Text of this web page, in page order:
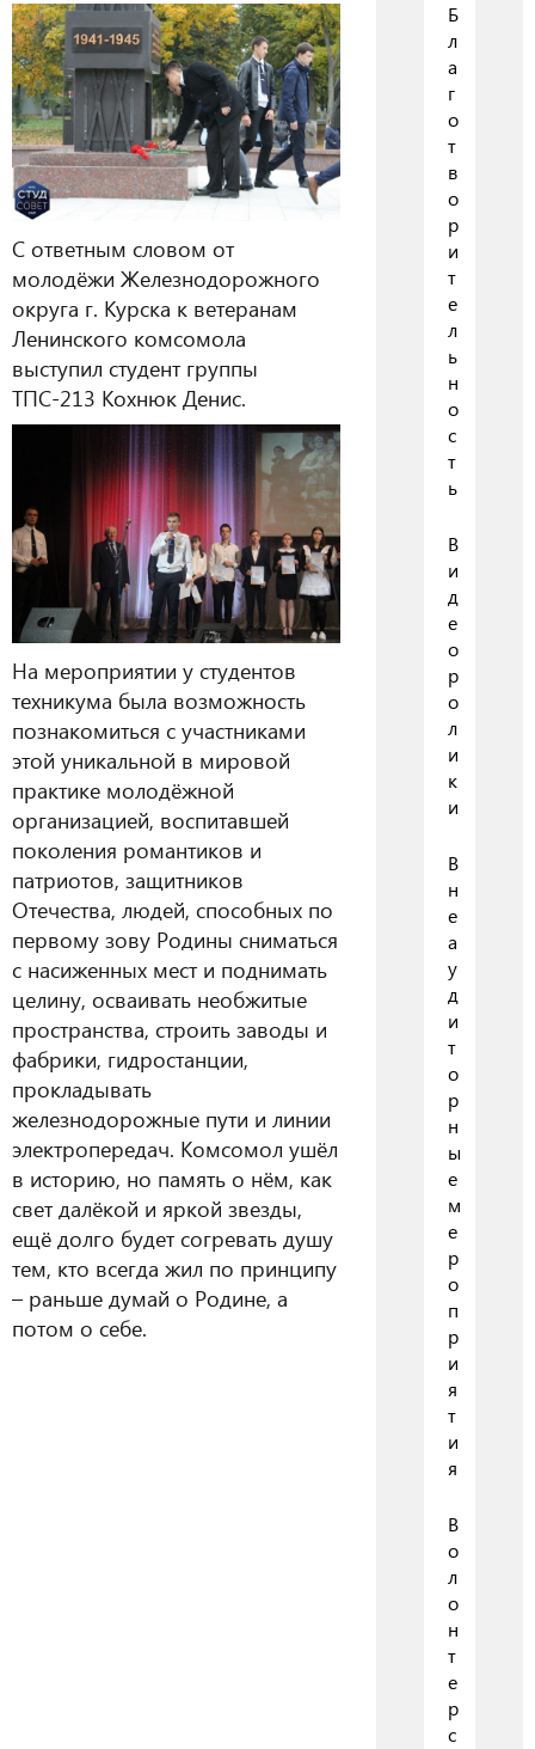
С ответным словом от
молодёжи Железнодорожного
округа г. Курска к ветеранам
Ленинского комсомола
выступил студент группы
ТПС-213 Кохнюк Денис.
На мероприятии у студентов
техникума была возможность
познакомиться с участниками
этой уникальной в мировой
практике молодёжной
организацией, воспитавшей
поколения романтиков и
патриотов, защитников
Отечества, людей, способных по
первому зову Родины сниматься
с насиженных мест и поднимать
целину, осваивать необжитые
пространства, строить заводы и
фабрики, гидростанции,
прокладывать
железнодорожные пути и линии
электропередач. Комсомол ушёл
в историю, но память о нём, как
свет далёкой и яркой звезды,
ещё долго будет согревать душу
тем, кто всегда жил по принципу
– раньше думай о Родине, а
потом о себе.
Б
л
а
г
о
т
в
о
р
и
т
е
л
ь
н
о
с
т
ь
В
и
д
е
о
р
о
л
и
к
и
В
н
е
а
у
д
и
т
о
р
н
ы
е
м
е
р
о
п
р
и
я
т
и
я
В
о
л
о
н
т
е
р
с